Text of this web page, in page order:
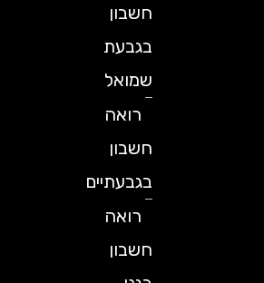
חשבון
בגבעת
שמואל
רואה
חשבון
בגבעתיים
רואה
חשבון